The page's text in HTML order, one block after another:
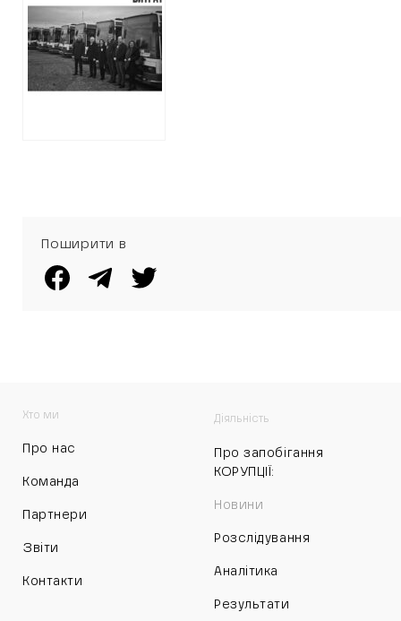
гривень за
доставку
подарованих
тролейбусів
Поширити в
Хто ми
Про нас
Команда
Партнери
Звіти
Контакти
Діяльність
Про запобігання
КОРУПЦІЇ:
Новини
Розслідування
Аналітика
Результати